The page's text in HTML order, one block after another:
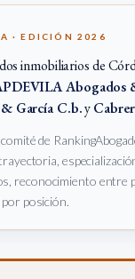
· EDICIÓN 2026
inmobiliarios de
Abogados
García C.b.y
de
reconocimiento entre
por posición.